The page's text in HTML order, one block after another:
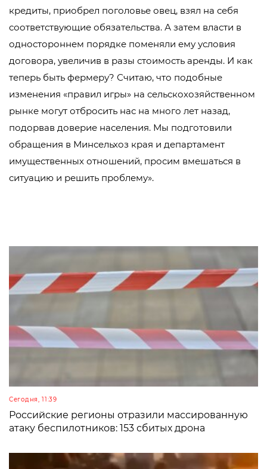
кредиты, приобрел поголовье овец, взял на себя
соответствующие обязательства. А затем власти в
одностороннем порядке поменяли ему условия
договора, увеличив в разы стоимость аренды. И как
теперь быть фермеру? Считаю, что подобные
изменения «правил игры» на сельскохозяйственном
рынке могут отбросить нас на много лет назад,
подорвав доверие населения. Мы подготовили
обращения в Минсельхоз края и департамент
имущественных отношений, просим вмешаться в
ситуацию и решить проблему».
Сегодня, 11:39
Российские регионы отразили массированную
атаку беспилотников: 153 сбитых дрона